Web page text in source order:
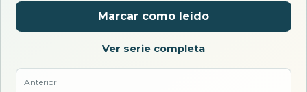
Marcar como leído
Ver serie completa
Anterior